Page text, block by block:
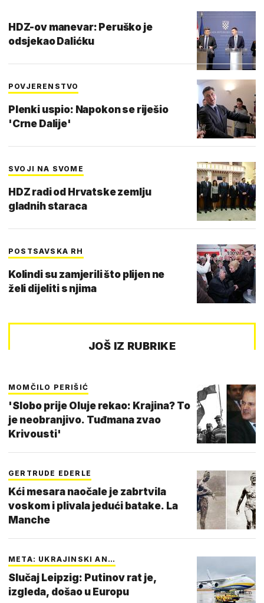
HDZ-ov manevar: Peruško je
odsjekao Dalićku
POVJERENSTVO
Plenki uspio: Napokon se riješio
'Crne Dalije'
SVOJI NA SVOME
HDZ radi od Hrvatske zemlju
gladnih staraca
POSTSAVSKA RH
Kolindi su zamjerili što plijen ne
želi dijeliti s njima
JOŠ IZ RUBRIKE
MOMČILO PERIŠIĆ
'Slobo prije Oluje rekao: Krajina? To
je neobranjivo. Tuđmana zvao
Krivousti'
GERTRUDE EDERLE
Kći mesara naočale je zabrtvila
voskom i plivala jedući batake. La
Manche
META: UKRAJINSKI AN…
Slučaj Leipzig: Putinov rat je,
izgleda, došao u Europu